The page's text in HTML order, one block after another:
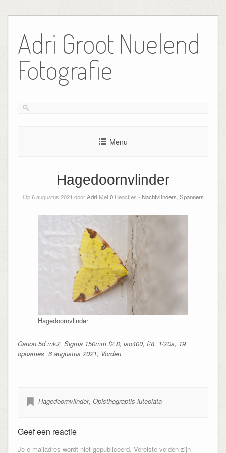
de
inhoud
Adri Groot Nuelend
Fotografie
Menu
Hagedoornvlinder
Op 6 augustus 2021 doorAdri Met0Reacties - Nachtvlinders Spanners
Hagedoornvlinder
Canon 5d mk2, Sigma 150mm f2.8; iso400, f/8, 1/20s, 19
opnames, 6 augustus 2021, Vorden
Hagedoornvlinder, Opisthograptis luteolata
Geef een reactie
Je e-mailadres wordt niet gepubliceerd. Vereiste velden zijn